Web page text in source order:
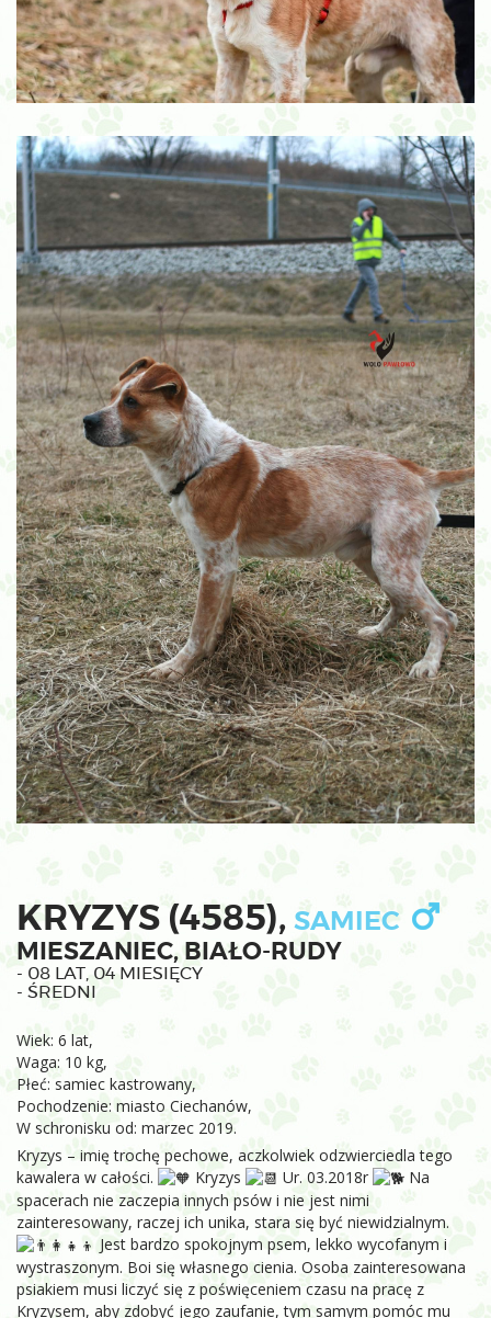
KRYZYS (4585), SAMIEC
MIESZANIEC, BIAŁO-RUDY
- 08 LAT, 04 MIESIĘCY
- ŚREDNI
Wiek: 6 lat,
Waga: 10 kg,
Płeć: samiec kastrowany,
Pochodzenie: miasto Ciechanów,
W schronisku od: marzec 2019.
Kryzys – imię trochę pechowe, aczkolwiek odzwierciedla tego
kawalera w całości.
Kryzys Ur. 03.2018r
Na
spacerach nie zaczepia innych psów i nie jest nimi
zainteresowany, raczej ich unika, stara się być niewidzialnym.
Jest bardzo spokojnym psem, lekko wycofanym i
wystraszonym. Boi się własnego cienia. Osoba zainteresowana
psiakiem musi liczyć się z poświęceniem czasu na pracę z
Kryzysem, aby zdobyć jego zaufanie, tym samym pomóc mu